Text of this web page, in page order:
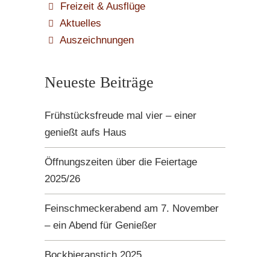
Freizeit & Ausflüge
Aktuelles
Auszeichnungen
Neueste Beiträge
Frühstücksfreude mal vier – einer
genießt aufs Haus
Öffnungszeiten über die Feiertage
2025/26
Feinschmeckerabend am 7. November
– ein Abend für Genießer